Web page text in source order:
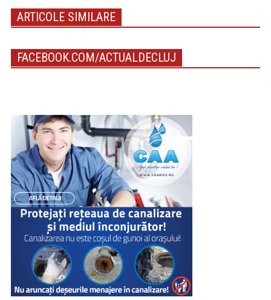
ARTICOLE SIMILARE
FACEBOOK.COM/ACTUALDECLUJ